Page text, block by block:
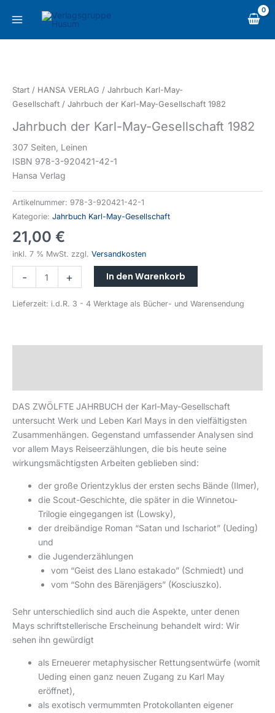
Inhalt
Start / HANSA VERLAG / Jahrbuch Karl-May-
Gesellschaft / Jahrbuch der Karl-May-Gesellschaft 1982
Jahrbuch der Karl-May-Gesellschaft 1982
307 Seiten, Leinen
ISBN 978-3-920421-42-1
Hansa Verlag
Artikelnummer: 978-3-920421-42-1
Kategorie: Jahrbuch Karl-May-Gesellschaft
21,00 €
inkl. 7 % MwSt. zzgl. Versandkosten
-
Karl-
May-
1982
Menge
+ In den Warenkorb
Lieferzeit: i.d.R. 3 - 4 Werktage als Bücher- und Warensendung
DAS ZWÖLFTE JAHRBUCH der Karl-May-Gesellschaft
untersucht Werk und Leben Karl Mays in den vielfältigsten
Zusammenhängen. Gegenstand umfassender Analysen sind
vor allem Mays Reiseerzählungen, die bis heute seine
wirkungsmächtigsten Arbeiten geblieben sind:
der große Orientzyklus der ersten sechs Bände (Ilmer),
die Scout-Geschichte, die später in die Winnetou-
Trilogie eingegangen ist (Lowsky),
der dreibändige Roman “Satan und Ischariot” (Ueding)
und
die Jugenderzählungen
vom “Geist des Llano estakado” (Schmiedt) und
vom “Sohn des Bärenjägers” (Kosciuszko).
Sehr unterschiedlich sind auch die Aspekte, unter denen
Mays schriftstellerische Erscheinung behandelt wird: Wir
sehen ihn gewürdigt
als Erneuerer metaphysischer Rettungsentwürfe (womit
Ueding einen ganz neuen Zugang zu Karl May
eröffnet),
als exotisch vermummten Protokollanten eigener